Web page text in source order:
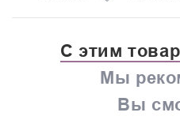
С этим
Мы
Вы